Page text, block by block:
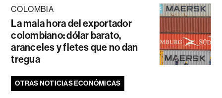
COLOMBIA
La mala hora del exportador
colombiano: dólar barato,
aranceles y fletes que no dan
tregua
OTRAS NOTICIAS ECONÓMICAS